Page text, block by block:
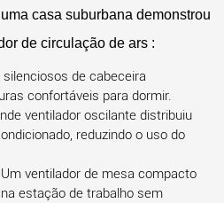
casa suburbana demonstrou
de circulação de ars :
de cabeceira
confortáveis para dormir.
ventilador oscilante distribuiu
reduzindo o uso do
Um ventilador de mesa compacto
estação de trabalho sem